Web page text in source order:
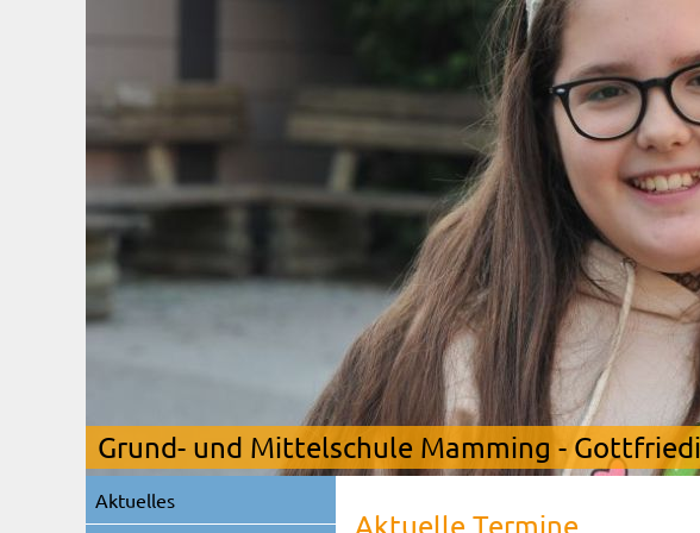
Grund- und Mittelschule Mamming -
Aktuelle Termine
Navigation
überspringen
Aktuelles